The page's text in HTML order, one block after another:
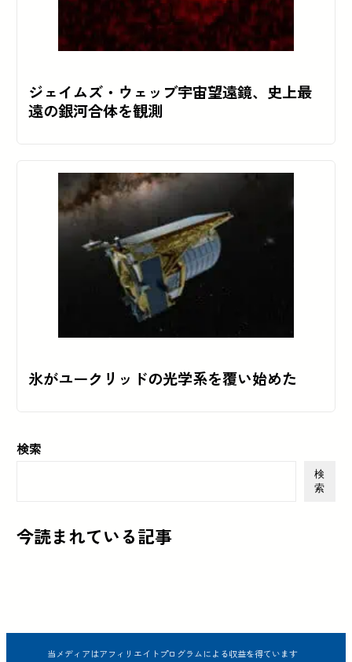
ジェイムズ・ウェッブ宇宙望遠鏡、史上最
遠の銀河合体を観測
氷がユークリッドの光学系を覆い始めた
検索
検
索
今読まれている記事
当メディアはアフィリエイトプログラムによる収益を得ています